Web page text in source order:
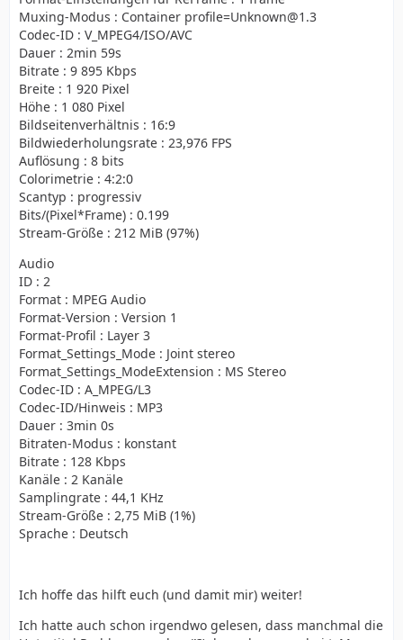
Muxing-Modus : Container profile=Unknown@1.3
Codec-ID : V_MPEG4/ISO/AVC
Dauer : 2min 59s
Bitrate : 9 895 Kbps
Breite : 1 920 Pixel
Höhe : 1 080 Pixel
Bildseitenverhältnis : 16:9
Bildwiederholungsrate : 23,976 FPS
Auflösung : 8 bits
Colorimetrie : 4:2:0
Scantyp : progressiv
Bits/(Pixel*Frame) : 0.199
Stream-Größe : 212 MiB (97%)
Audio
ID : 2
Format : MPEG Audio
Format-Version : Version 1
Format-Profil : Layer 3
Format_Settings_Mode : Joint stereo
Format_Settings_ModeExtension : MS Stereo
Codec-ID : A_MPEG/L3
Codec-ID/Hinweis : MP3
Dauer : 3min 0s
Bitraten-Modus : konstant
Bitrate : 128 Kbps
Kanäle : 2 Kanäle
Samplingrate : 44,1 KHz
Stream-Größe : 2,75 MiB (1%)
Sprache : Deutsch
Ich hoffe das hilft euch (und damit mir) weiter!
Ich hatte auch schon irgendwo gelesen, dass manchmal die